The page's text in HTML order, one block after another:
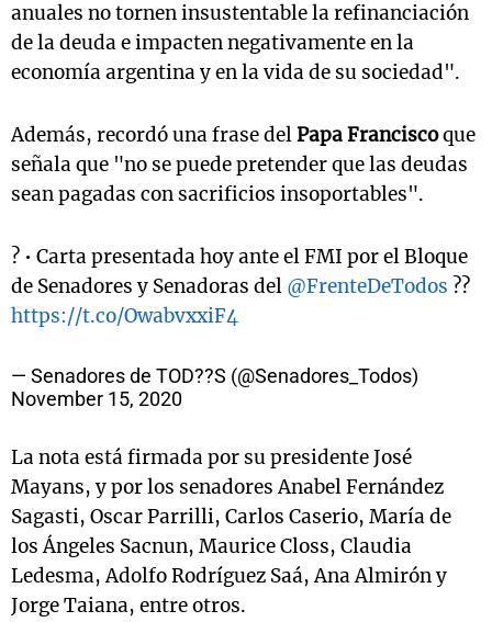
anuales no tornen insustentable la refinanciación
de la deuda e impacten negativamente en la
economía argentina y en la vida de su sociedad".
Además, recordó una frase delPapa Franciscoque
señala que "no se puede pretender que las deudas
sean pagadas con sacrificios insoportables".
? • Carta presentada hoy ante el FMI por el Bloque
de Senadores y Senadoras del @FrenteDeTodos ??
https://t.co/OwabvxxiF4
— Senadores de TOD??S (@Senadores_Todos)
November 15, 2020
La nota está firmada por su presidente José
Mayans, y por los senadores Anabel Fernández
Sagasti, Oscar Parrilli, Carlos Caserio, María de
los Ángeles Sacnun, Maurice Closs, Claudia
Ledesma, Adolfo Rodríguez Saá, Ana Almirón y
Jorge Taiana, entre otros.